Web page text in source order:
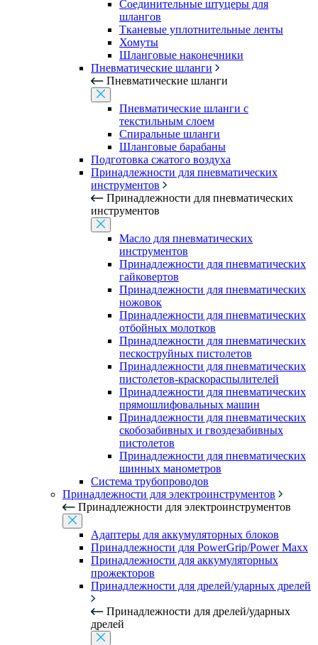
Соединительные штуцеры для
шлангов
Тканевые уплотнительные ленты
Хомуты
Шланговые наконечники
Пневматические шланги
Пневматические шланги
Пневматические шланги с
текстильным слоем
Спиральные шланги
Шланговые барабаны
Подготовка сжатого воздуха
Принадлежности для пневматических
инструментов
Принадлежности для пневматических
инструментов
Масло для пневматических
инструментов
Принадлежности для пневматических
гайковертов
Принадлежности для пневматических
ножовок
Принадлежности для пневматических
отбойных молотков
Принадлежности для пневматических
пескоструйных пистолетов
Принадлежности для пневматических
пистолетов-краскораспылителей
Принадлежности для пневматических
прямошлифовальных машин
Принадлежности для пневматических
скобозабивных и гвоздезабивных
пистолетов
Принадлежности для пневматических
шинных манометров
Система трубопроводов
Принадлежности для электроинструментов
Принадлежности для электроинструментов
Адаптеры для аккумуляторных блоков
Принадлежности для PowerGrip/Power Maxx
Принадлежности для аккумуляторных
прожекторов
Принадлежности для дрелей/ударных дрелей
Принадлежности для дрелей/ударных
дрелей